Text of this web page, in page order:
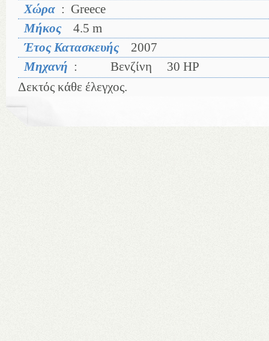
Χώρα : Greece
Μήκος
4.5 m
Έτος Κατασκευής
2007
Μηχανή : Βενζίνη
30 HP
Δεκτός κάθε έλεγχος.